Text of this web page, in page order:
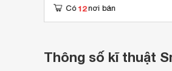
Có 12 nơi bán
Thông số kĩ thuật